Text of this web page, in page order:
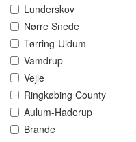
Lunderskov
Nørre Snede
Tørring-Uldum
Vamdrup
Vejle
Ringkøbing County
Aulum-Haderup
Brande